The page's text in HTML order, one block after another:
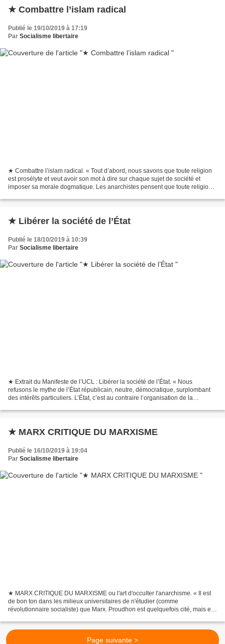
★ Combattre l’islam radical
Publié le 19/10/2019 à 17:19
Par Socialisme libertaire
★ Combattre l’islam radical. « Tout d’abord, nous savons que toute religion
est prosélyte et veut avoir son mot à dire sur chaque sujet de société et
imposer sa morale dogmatique. Les anarchistes pensent que toute religion
★ Libérer la société de l’État
Publié le 18/10/2019 à 10:39
Par Socialisme libertaire
★ Extrait du Manifeste de l’UCL : Libérer la société de l’État. « Nous
refusons le mythe de l’État républicain, neutre, démocratique, surplombant
des intérêts particuliers. L’État, c’est au contraire l’organisation de la
★ MARX CRITIQUE DU MARXISME
Publié le 16/10/2019 à 19:04
Par Socialisme libertaire
★ MARX CRITIQUE DU MARXISME ou l'art d'occulter l'anarchisme. « Il est
de bon ton dans les milieux universitaires de n'étudier (comme
révolutionnaire socialiste) que Marx. Proudhon est quelquefois cité, mais en
Page suivante >